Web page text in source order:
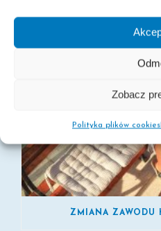
Zobacz
Polityka plików cookies
ZMIANA ZAWODU